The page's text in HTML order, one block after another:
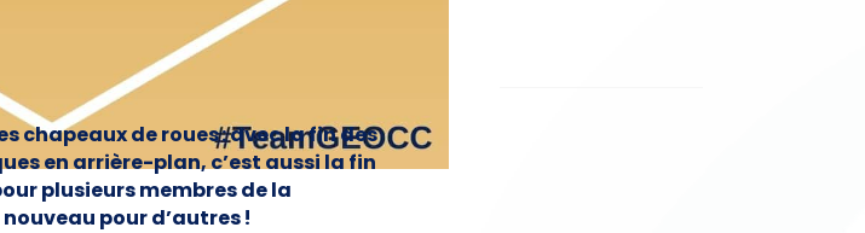
chapeaux de roues : avec la fin des
en arrière-plan, c’est aussi la fin
plusieurs membres de la
pour d’autres !